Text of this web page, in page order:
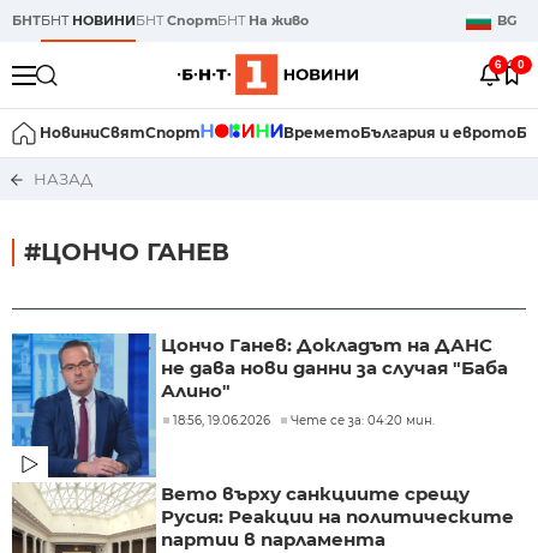
БНТБНТ НОВИНИБНТСпортБНТ На живо BG
6 0
НовиниСвятСпорт ВреметоБългария и еврото
НАЗАД
#ЦОНЧО ГАНЕВ
Цончо Ганев: Докладът на ДАНС
не дава нови данни за случая "Баба
Алино"
18:56, 19.06.2026 Чете се за: 04:20 мин.
Вето върху санкциите срещу
Русия: Реакции на политическите
партии в парламента